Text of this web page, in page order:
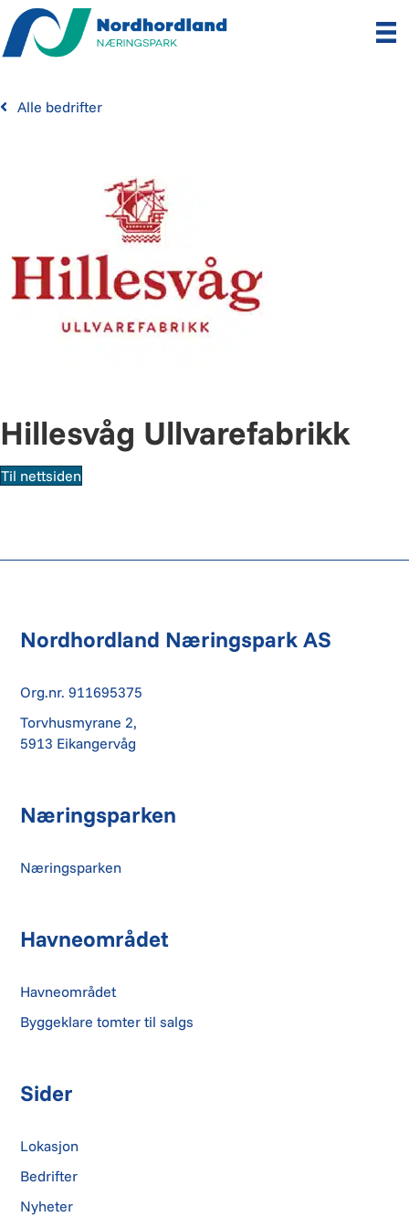
Alle bedrifter
Hillesvåg Ullvarefabrikk
Til nettsiden
Nordhordland Næringspark AS
Org.nr. 911695375
Torvhusmyrane 2,
5913 Eikangervåg
Næringsparken
Næringsparken
Havneområdet
Havneområdet
Byggeklare tomter til salgs
Sider
Lokasjon
Bedrifter
Nyheter